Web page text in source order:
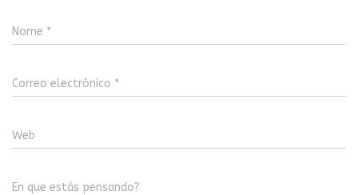
Nome *
Correo electrónico *
Web
En que estás pensando?